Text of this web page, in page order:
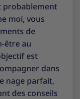
probablement
moi, vous
de
être au
est
dans
nage parfait,
des conseils